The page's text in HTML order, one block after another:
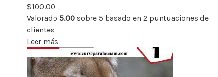
$100.00
Valorado 5.00 sobre 5 basado en 2 puntuaciones de
clientes
Leer más